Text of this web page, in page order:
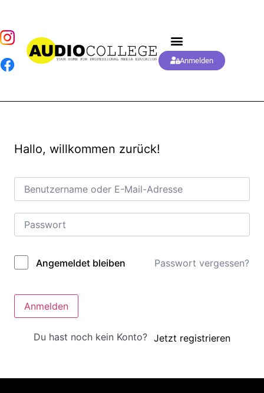
Anmelden
Hallo, willkommen zurück!
Alternative:
Angemeldet bleiben Passwort vergessen?
Anmelden
Du hast noch kein Konto? Jetzt registrieren